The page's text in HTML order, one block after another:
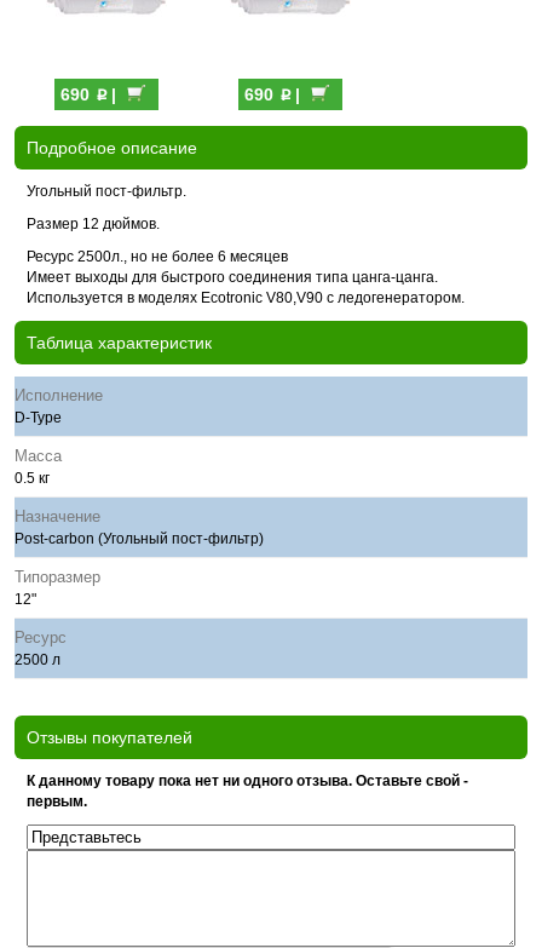
690 p| 690 p|
Подробное описание
Угольный пост-фильтр.
Размер 12 дюймов.
Ресурс 2500л., но не более 6 месяцев
Имеет выходы для быстрого соединения типа цанга-цанга.
Используется в моделях Ecotronic V80,V90 c ледогенератором.
Таблица характеристик
Исполнение
D-Type
Масса
0.5 кг
Назначение
Post-carbon (Угольный пост-фильтр)
Типоразмер
12"
Ресурс
2500 л
Отзывы покупателей
К данному товару пока нет ни одного отзыва. Оставьте свой -
первым.